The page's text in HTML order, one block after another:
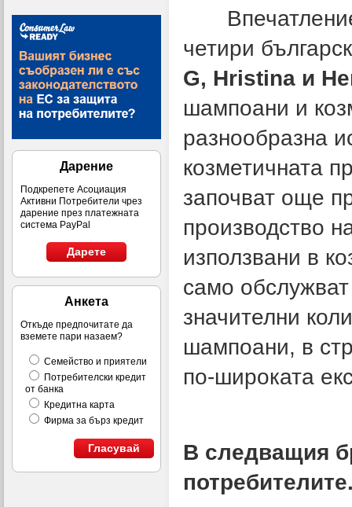
Дарение
Подкрепете Асоциация
Активни Потребители чрез
дарение през платежната
система PayPal
Дарете
Анкета
Откъде предпочитате да
вземете пари назаем?
Семейство и приятели
Потребителски кредит
от банка
Кредитна карта
Фирма за бърз кредит
Гласувай
Впечатление
четири
G, Hristina и
шампоани и
разнообразна
козметичната
започват още
производство
използвани в
само
значителни
шампоани, в
по‑широката
В следващия